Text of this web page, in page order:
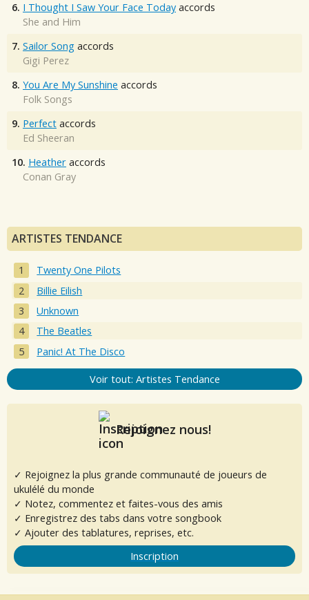
6. I Thought I Saw Your Face Today accords
She and Him
7. Sailor Song accords
Gigi Perez
8. You Are My Sunshine accords
Folk Songs
9. Perfect accords
Ed Sheeran
10. Heather accords
Conan Gray
ARTISTES TENDANCE
Twenty One Pilots
Billie Eilish
Unknown
The Beatles
Panic! At The Disco
Voir tout: Artistes Tendance
Rejoignez nous!
✓ Rejoignez la plus grande communauté de joueurs de
ukulélé du monde
✓ Notez, commentez et faites-vous des amis
✓ Enregistrez des tabs dans votre songbook
✓ Ajouter des tablatures, reprises, etc.
Inscription